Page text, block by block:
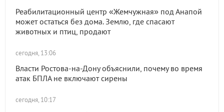
Реабилитационный центр «Жемчужная» под Анапой
может остаться без дома. Землю, где спасают
животных и птиц, продают
сегодня, 13:06
Власти Ростова-на-Дону объяснили, почему во время
атак БПЛА не включают сирены
сегодня, 10:17